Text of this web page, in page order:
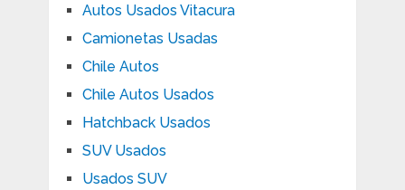
Autos Usados Vitacura
Camionetas Usadas
Chile Autos
Chile Autos Usados
Hatchback Usados
SUV Usados
Usados SUV